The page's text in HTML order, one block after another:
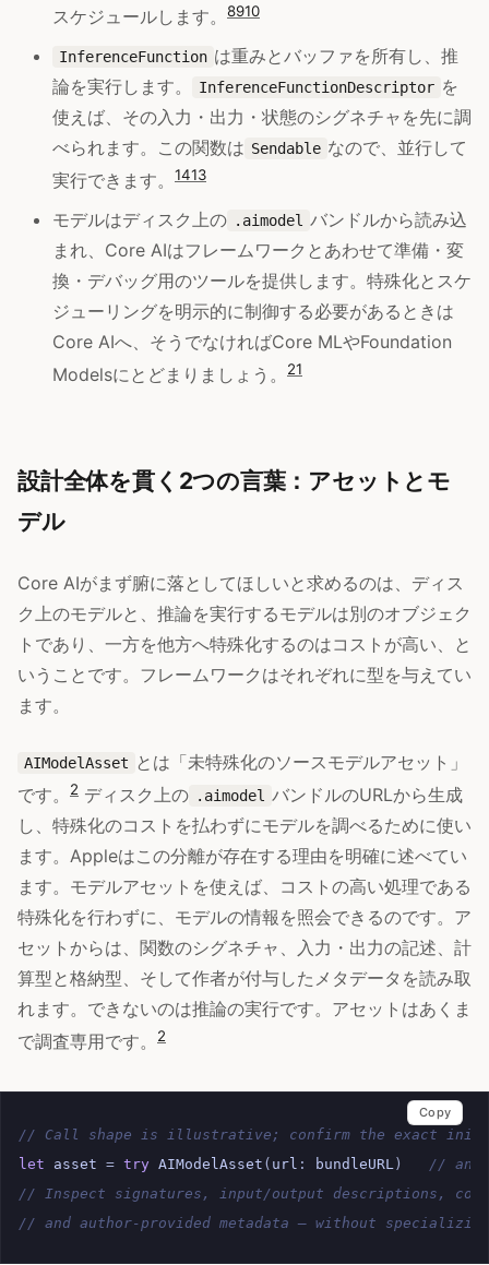
スケジュールします。
8910
InferenceFunction は重みとバッファを所有し、推
論を実行します。
InferenceFunctionDescriptor を
使えば、その入力・出力・状態のシグネチャを先に調
べられます。この関数は Sendable なので、並行して
実行できます。
1413
モデルはディスク上の .aimodel バンドルから読み込
まれ、Core AIはフレームワークとあわせて準備・変
換・デバッグ用のツールを提供します。特殊化とスケ
ジューリングを明示的に制御する必要があるときは
Core AIへ、そうでなければCore MLやFoundation
Modelsにとどまりましょう。
21
設計全体を貫く2つの言葉：アセットとモ
デル
Core AIがまず腑に落としてほしいと求めるのは、ディス
ク上のモデルと、推論を実行するモデルは別のオブジェク
トであり、一方を他方へ特殊化するのはコストが高い、と
いうことです。フレームワークはそれぞれに型を与えてい
ます。
AIModelAsset
とは「未特殊化のソースモデルアセット」
です。
2 ディスク上の .aimodel バンドルのURLから生成
し、特殊化のコストを払わずにモデルを調べるために使い
ます。Appleはこの分離が存在する理由を明確に述べてい
ます。モデルアセットを使えば、コストの高い処理である
特殊化を行わずに、モデルの情報を照会できるのです。ア
セットからは、関数のシグネチャ、入力・出力の記述、計
算型と格納型、そして作者が付与したメタデータを読み取
れます。できないのは推論の実行です。アセットはあくま
で調査専用です。
2
// Call shape is illustrative; confirm the exact
let
asset = try AIModelAsset ( url : bundleURL )
// an
// Inspect signatures, input/output descriptions,
// and author-provided metadata — without
Copy